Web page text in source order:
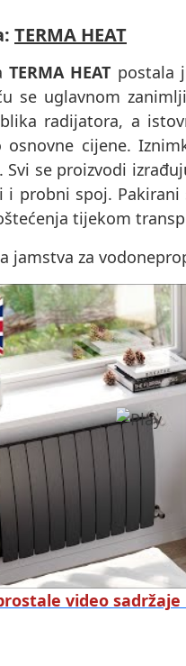
TERMA HEAT
TERMA HEAT postala
se uglavnom
radijatora, a
cijene.
se proizvodi
i probni spoj.
tijekom
jamstva za
video sadržaje